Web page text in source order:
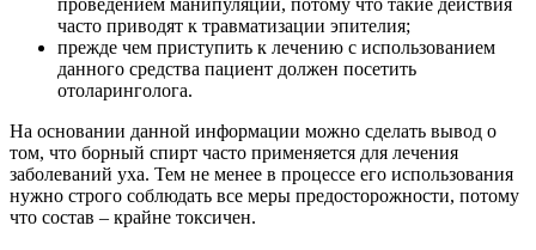
часто приводят к травматизации эпителия;
прежде чем приступить к лечению с использованием
данного средства пациент должен посетить
отоларинголога.
На основании данной информации можно сделать вывод о
том, что борный спирт часто применяется для лечения
заболеваний уха. Тем не менее в процессе его использования
нужно строго соблюдать все меры предосторожности, потому
что состав – крайне токсичен.